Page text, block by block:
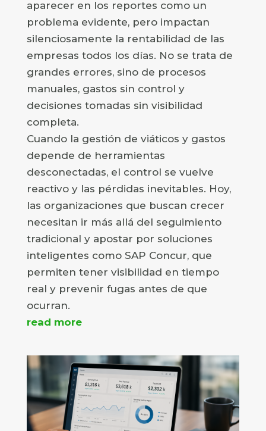
aparecer en los reportes como un
problema evidente, pero impactan
silenciosamente la rentabilidad de las
empresas todos los días. No se trata de
grandes errores, sino de procesos
manuales, gastos sin control y
decisiones tomadas sin visibilidad
completa.
Cuando la gestión de viáticos y gastos
depende de herramientas
desconectadas, el control se vuelve
reactivo y las pérdidas inevitables. Hoy,
las organizaciones que buscan crecer
necesitan ir más allá del seguimiento
tradicional y apostar por soluciones
inteligentes como SAP Concur, que
permiten tener visibilidad en tiempo
real y prevenir fugas antes de que
ocurran.
read more